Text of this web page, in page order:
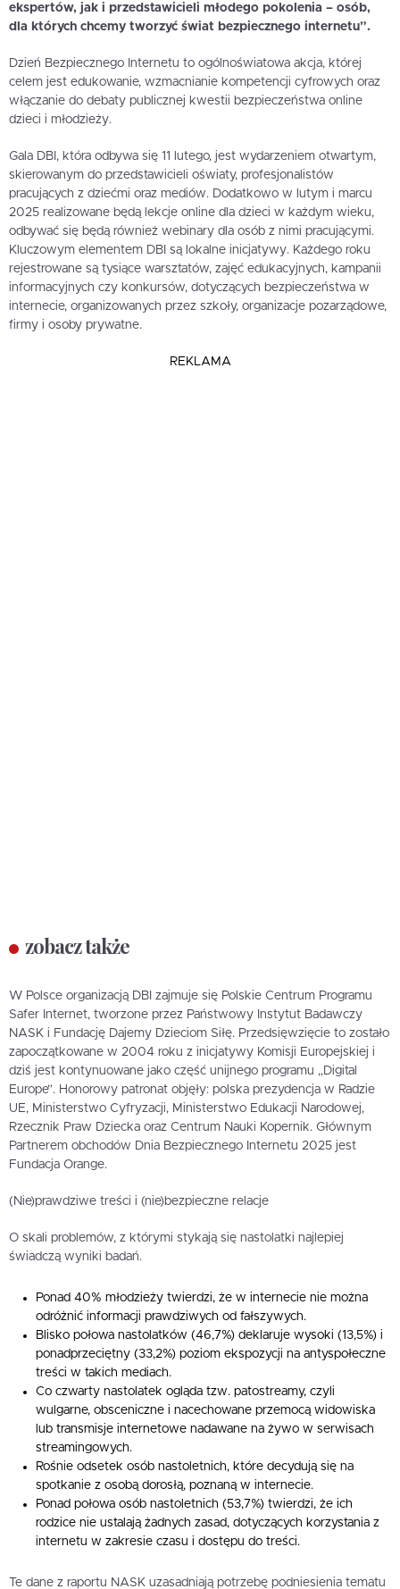
ekspertów, jak i przedstawicieli młodego pokolenia – osób,
dla których chcemy tworzyć świat bezpiecznego internetu”.
Dzień Bezpiecznego Internetu to ogólnoświatowa akcja, której
celem jest edukowanie, wzmacnianie kompetencji cyfrowych oraz
włączanie do debaty publicznej kwestii bezpieczeństwa online
dzieci i młodzieży.
Gala DBI, która odbywa się 11 lutego, jest wydarzeniem otwartym,
skierowanym do przedstawicieli oświaty, profesjonalistów
pracujących z dziećmi oraz mediów. Dodatkowo w lutym i marcu
2025 realizowane będą lekcje online dla dzieci w każdym wieku,
odbywać się będą również webinary dla osób z nimi pracującymi.
Kluczowym elementem DBI są lokalne inicjatywy. Każdego roku
rejestrowane są tysiące warsztatów, zajęć edukacyjnych, kampanii
informacyjnych czy konkursów, dotyczących bezpieczeństwa w
internecie, organizowanych przez szkoły, organizacje pozarządowe,
firmy i osoby prywatne.
REKLAMA
zobacz także
W Polsce organizacją DBI zajmuje się Polskie Centrum Programu
Safer Internet, tworzone przez Państwowy Instytut Badawczy
NASK i Fundację Dajemy Dzieciom Siłę. Przedsięwzięcie to zostało
zapoczątkowane w 2004 roku z inicjatywy Komisji Europejskiej i
dziś jest kontynuowane jako część unijnego programu „Digital
Europe”. Honorowy patronat objęły: polska prezydencja w Radzie
UE, Ministerstwo Cyfryzacji, Ministerstwo Edukacji Narodowej,
Rzecznik Praw Dziecka oraz Centrum Nauki Kopernik. Głównym
Partnerem obchodów Dnia Bezpiecznego Internetu 2025 jest
Fundacja Orange.
(Nie)prawdziwe treści i (nie)bezpieczne relacje
O skali problemów, z którymi stykają się nastolatki najlepiej
świadczą wyniki badań.
Ponad 40% młodzieży twierdzi, że w internecie nie można
odróżnić informacji prawdziwych od fałszywych.
Blisko połowa nastolatków (46,7%) deklaruje wysoki (13,5%) i
ponadprzeciętny (33,2%) poziom ekspozycji na antyspołeczne
treści w takich mediach.
Co czwarty nastolatek ogląda tzw. patostreamy, czyli
wulgarne, obsceniczne i nacechowane przemocą widowiska
lub transmisje internetowe nadawane na żywo w serwisach
streamingowych.
Rośnie odsetek osób nastoletnich, które decydują się na
spotkanie z osobą dorosłą, poznaną w internecie.
Ponad połowa osób nastoletnich (53,7%) twierdzi, że ich
rodzice nie ustalają żadnych zasad, dotyczących korzystania z
internetu w zakresie czasu i dostępu do treści.
Te dane z raportu NASK uzasadniają potrzebę podniesienia tematu